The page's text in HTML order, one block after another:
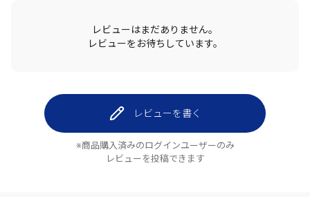
レビューはまだありません。
レビューをお待ちしています。
レビューを書く
※商品購入済みのログインユーザーのみ
レビューを投稿できます